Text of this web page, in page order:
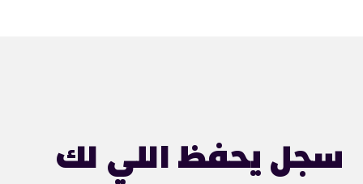
سجل يحفظ اللي لك